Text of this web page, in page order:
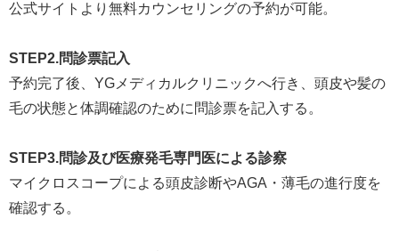
公式サイトより無料カウンセリングの予約が可能。
STEP2.問診票記入
予約完了後、YGメディカルクリニックへ行き、頭皮や髪の
毛の状態と体調確認のために問診票を記入する。
STEP3.問診及び医療発毛専門医による診察
マイクロスコープによる頭皮診断やAGA・薄毛の進行度を
確認する。